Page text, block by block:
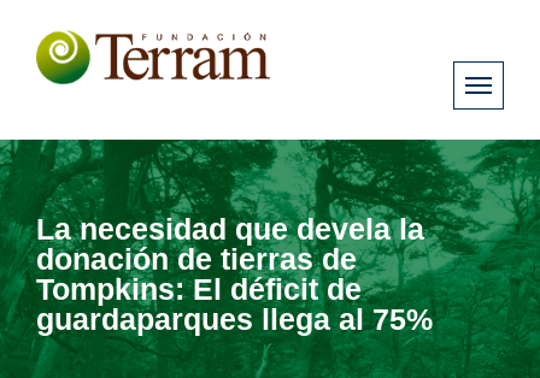
La necesidad que devela la
donación de tierras de
Tompkins: El déficit de
guardaparques llega al 75%